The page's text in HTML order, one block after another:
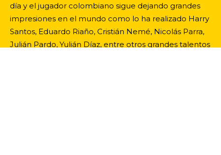
día y el jugador colombiano sigue dejando grandes
impresiones en el mundo como lo ha realizado Harry
Santos, Eduardo Riaño, Cristián Nemé, Nicolás Parra,
Julián Pardo, Yulián Díaz, entre otros grandes talentos